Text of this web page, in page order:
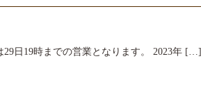
29日19時までの営業となります。 2023年 […]